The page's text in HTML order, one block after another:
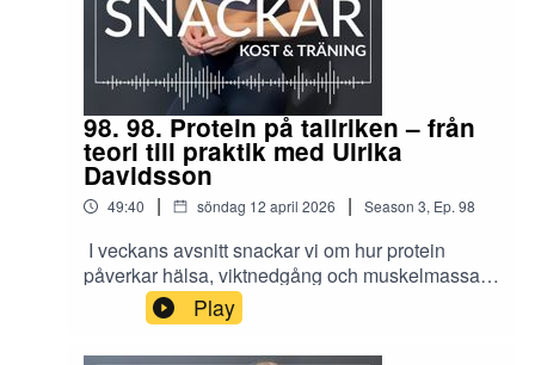
98. 98. Protein på tallriken – från
teori till praktik med Ulrika
Davidsson
49:40 | söndag 12 april 2026 | Season 3, Ep. 98
I veckans avsnitt snackar vi om hur protein
påverkar hälsa, viktnedgång och muskelmassa,
samt hur både köttätare och vegetarianer når sitt
behov. Häng med och inspireras till hälsosam
matlagning!
Play